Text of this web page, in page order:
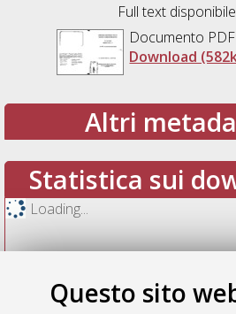
Questo sito
Full text
Documento PDF
Download
Altri
Statistica sui
Loading...